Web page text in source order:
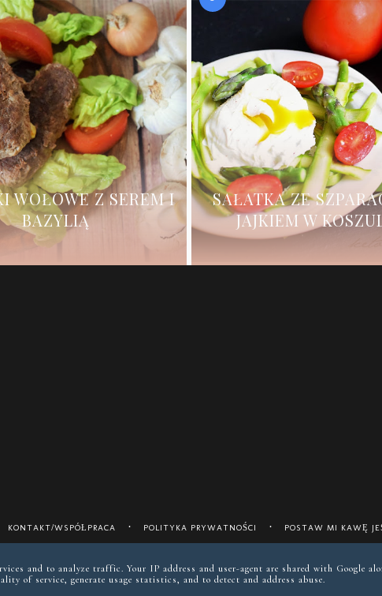
WOŁOWE Z SEREM I
BAZYLIĄ
SAŁATKA ZE
JAJKIEM W
KONTAKT/WSPÓŁPRACA POLITYKA PRYWATNOŚCI POSTAW MI KAWĘ
instagram @keto__reva
and to analyze traffic. Your IP address and user-agent are shared with Google
of service, generate usage statistics, and to detect and address abuse.